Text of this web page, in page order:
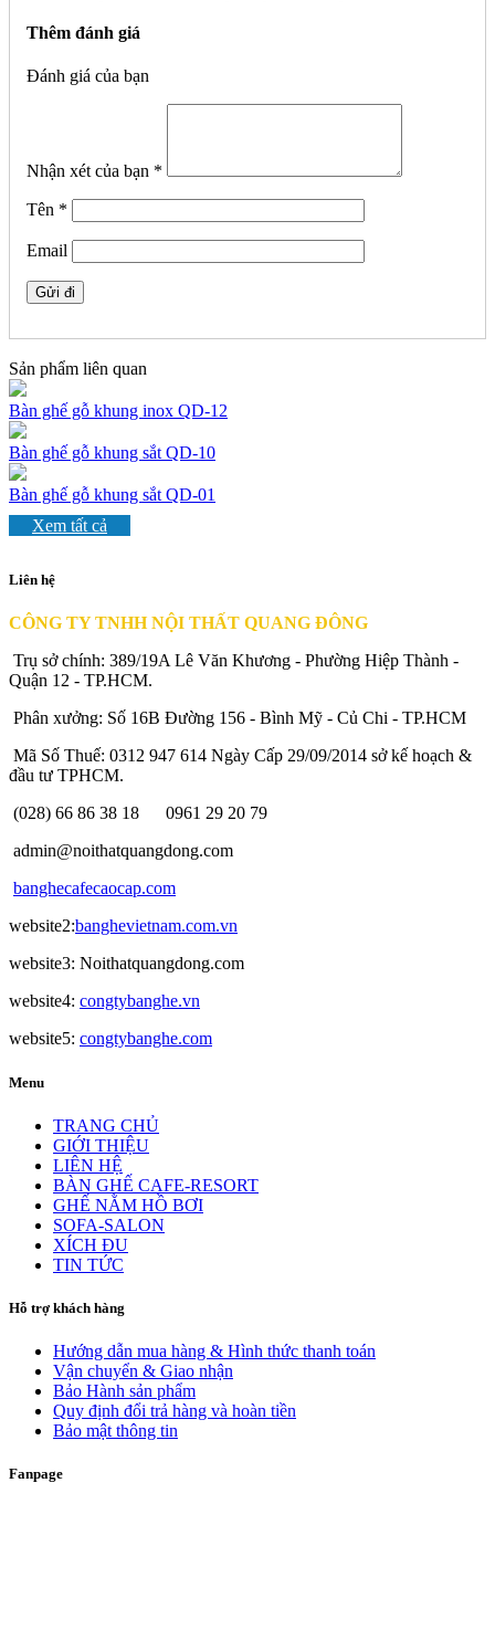
Thêm đánh giá
Đánh giá của bạn
Nhận xét của bạn *
Tên *
Email
Sản phẩm liên quan
Bàn ghế gỗ khung inox QD-12
Bàn ghế gỗ khung sắt QD-10
Bàn ghế gỗ khung sắt QD-01
Xem tất cả
Liên hệ
CÔNG TY TNHH NỘI THẤT QUANG ĐÔNG
Trụ sở chính: 389/19A Lê Văn Khương - Phường Hiệp Thành -
Quận 12 - TP.HCM.
Phân xưởng: Số 16B Đường 156 - Bình Mỹ - Củ Chi - TP.HCM
Mã Số Thuế: 0312 947 614 Ngày Cấp 29/09/2014 sở kế hoạch &
đầu tư TPHCM.
(028) 66 86 38 18
0961 29 20 79
admin@noithatquangdong.com
banghecafecaocap.com
website2:banghevietnam.com.vn
website3: Noithatquangdong.com
website4: congtybanghe.vn
website5: congtybanghe.com
Menu
TRANG CHỦ
GIỚI THIỆU
LIÊN HỆ
BÀN GHẾ CAFE-RESORT
GHẾ NẰM HỒ BƠI
SOFA-SALON
XÍCH ĐU
TIN TỨC
Hỗ trợ khách hàng
Hướng dẫn mua hàng & Hình thức thanh toán
Vận chuyển & Giao nhận
Bảo Hành sản phẩm
Quy định đổi trả hàng và hoàn tiền
Bảo mật thông tin
Fanpage